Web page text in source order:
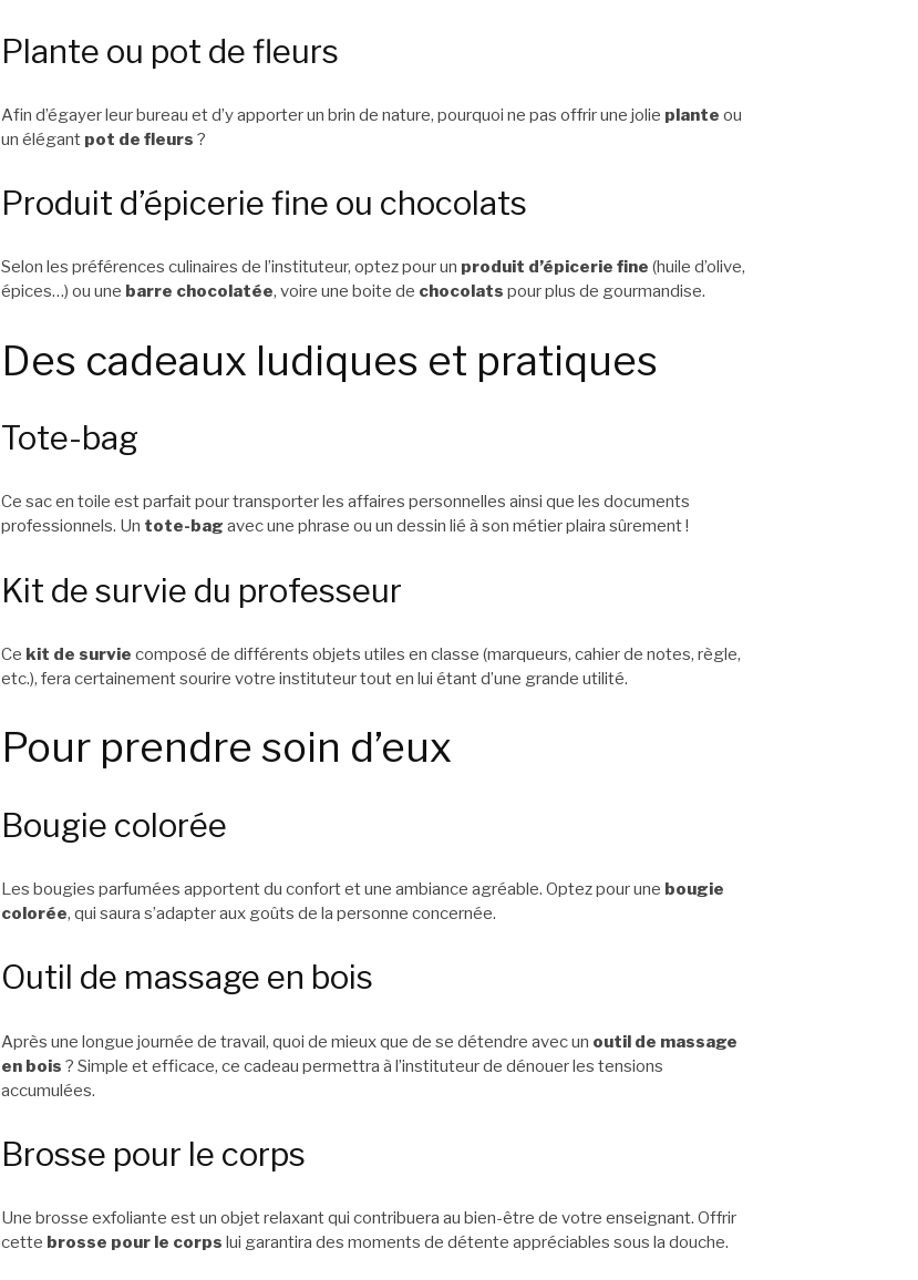
Plante ou pot de fleurs
Afin d’égayer leur bureau et d’y apporter un brin de nature, pourquoi ne pas offrir une jolie plante ou
un élégant pot de fleurs ?
Produit d’épicerie fine ou chocolats
Selon les préférences culinaires de l’instituteur, optez pour un produit d’épicerie fine (huile d’olive,
épices…) ou une barre chocolatée, voire une boite de chocolats pour plus de gourmandise.
Des cadeaux ludiques et pratiques
Tote-bag
Ce sac en toile est parfait pour transporter les affaires personnelles ainsi que les documents
professionnels. Un tote-bag avec une phrase ou un dessin lié à son métier plaira sûrement !
Kit de survie du professeur
Ce kit de survie composé de différents objets utiles en classe (marqueurs, cahier de notes, règle,
etc.), fera certainement sourire votre instituteur tout en lui étant d’une grande utilité.
Pour prendre soin d’eux
Bougie colorée
Les bougies parfumées apportent du confort et une ambiance agréable. Optez pour une bougie
colorée, qui saura s’adapter aux goûts de la personne concernée.
Outil de massage en bois
Après une longue journée de travail, quoi de mieux que de se détendre avec un outil de massage
en bois ? Simple et efficace, ce cadeau permettra à l’instituteur de dénouer les tensions
accumulées.
Brosse pour le corps
Une brosse exfoliante est un objet relaxant qui contribuera au bien-être de votre enseignant. Offrir
cette brosse pour le corps lui garantira des moments de détente appréciables sous la douche.